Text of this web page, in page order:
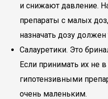
и снижают давление.
препараты с малых
назначать дозу должен
Салауретики. Это
Если принимать их не
гипотензивными
очень маленьким.